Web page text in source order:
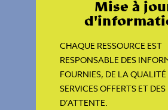
Mise à
CHAQUE RESSOURCE EST
RESPONSABLE DES
FOURNIES, DE LA QUALITÉ
SERVICES OFFERTS ET
D’ATTENTE.